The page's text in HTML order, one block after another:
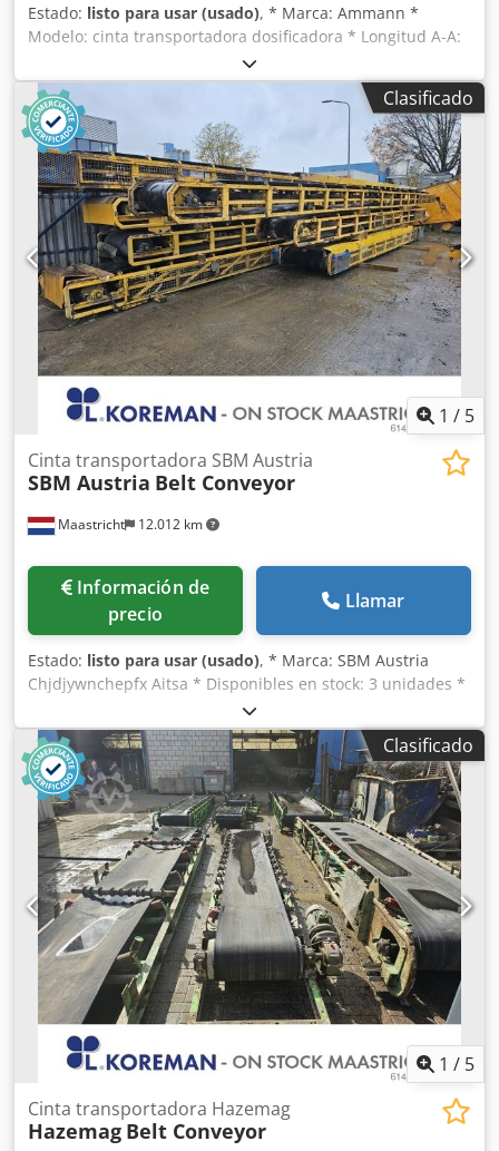
Estado: listo para usar (usado), * Marca: Ammann *
Modelo: cinta transportadora dosificadora * Longitud A-A:
1700 mm * Ancho de banda: 650 mm * Accionamiento:
motorreductor de 1,5 kW * En stock: 6 unidades. Cjdpfx
Aeywm I Njiteha
Clasificado
1 / 5
Maastricht 12.012 km
Cinta transportadora SBM Austria
SBM Austria Belt Conveyor
Información de
precio
Llamar
Estado: listo para usar (usado), * Marca: SBM Austria
Chjdjywnchepfx Aitsa * Disponibles en stock: 3 unidades *
N.º 4: Longitud A-A = 21 000 mm, ancho de la banda:
1000 mm, transmisión: motorreductor de 7,5 kW. * N.º 6:
Longitud A-A = 12 600 mm, ancho de la banda: 800 mm,
transmisión: motorreductor de 5,5 kW. * N.º 7: Longitud A-
A = 18 000 mm, ancho de la banda: 800 mm, transmisión:
caja de engranajes de 7,5 kW.
Clasificado
1 / 5
Cinta transportadora Hazemag
Hazemag Belt Conveyor